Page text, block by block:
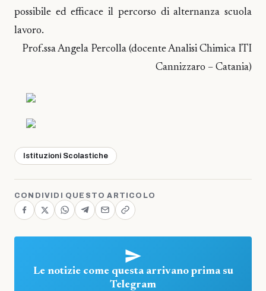
possibile ed efficace il percorso di alternanza scuola
lavoro.
Prof.ssa Angela Percolla (docente Analisi Chimica ITI
Cannizzaro – Catania)
Istituzioni Scolastiche
CONDIVIDI QUESTO ARTICOLO
Le notizie come questa arrivano prima su
Telegram